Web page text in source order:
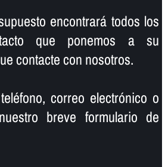
encontrará todos los
que ponemos a su
contacte con nosotros.
correo electrónico o
breve formulario de